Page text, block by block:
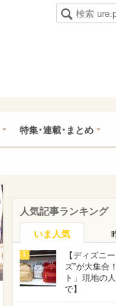
特集･連載･まとめ
人気記事ランキング
いま人気
1
【ディズニ
ズ”が大集合
ト」現地の
で】